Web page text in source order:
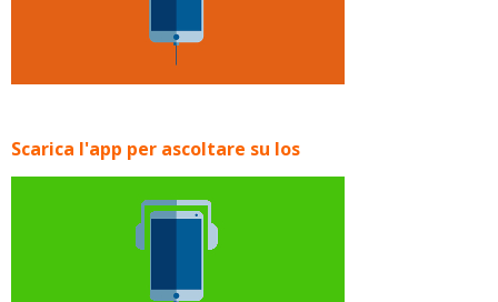
Scarica l'app per ascoltare su Ios